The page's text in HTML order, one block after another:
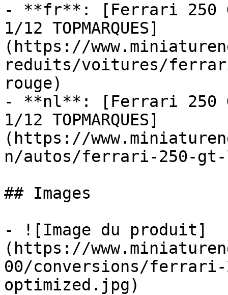
- **fr**: [Ferrari 250
1/12 TOPMARQUES]
(https://
reduits/voitures/
rouge)
- **nl**: [Ferrari 250
1/12 TOPMARQUES]
(https://
n/autos/ferrari-250-gt-
## Images
- ![Image du produit]
(https://
00/conversions/ferrari-
optimized.jpg)